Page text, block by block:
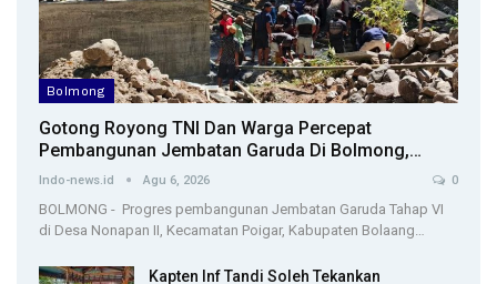
Bolmong
Gotong Royong TNI Dan Warga Percepat
Pembangunan Jembatan Garuda Di Bolmong,…
Indo-news.id Agu 6, 2026 0
BOLMONG - Progres pembangunan Jembatan Garuda Tahap VI
di Desa Nonapan II, Kecamatan Poigar, Kabupaten Bolaang…
Kapten Inf Tandi Soleh Tekankan